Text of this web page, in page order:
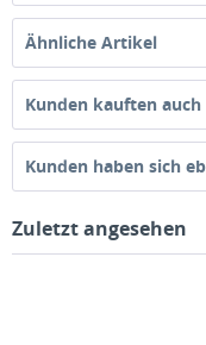
Ähnliche Artikel
Kunden kauften auch
Kunden haben sich
Zuletzt angesehen